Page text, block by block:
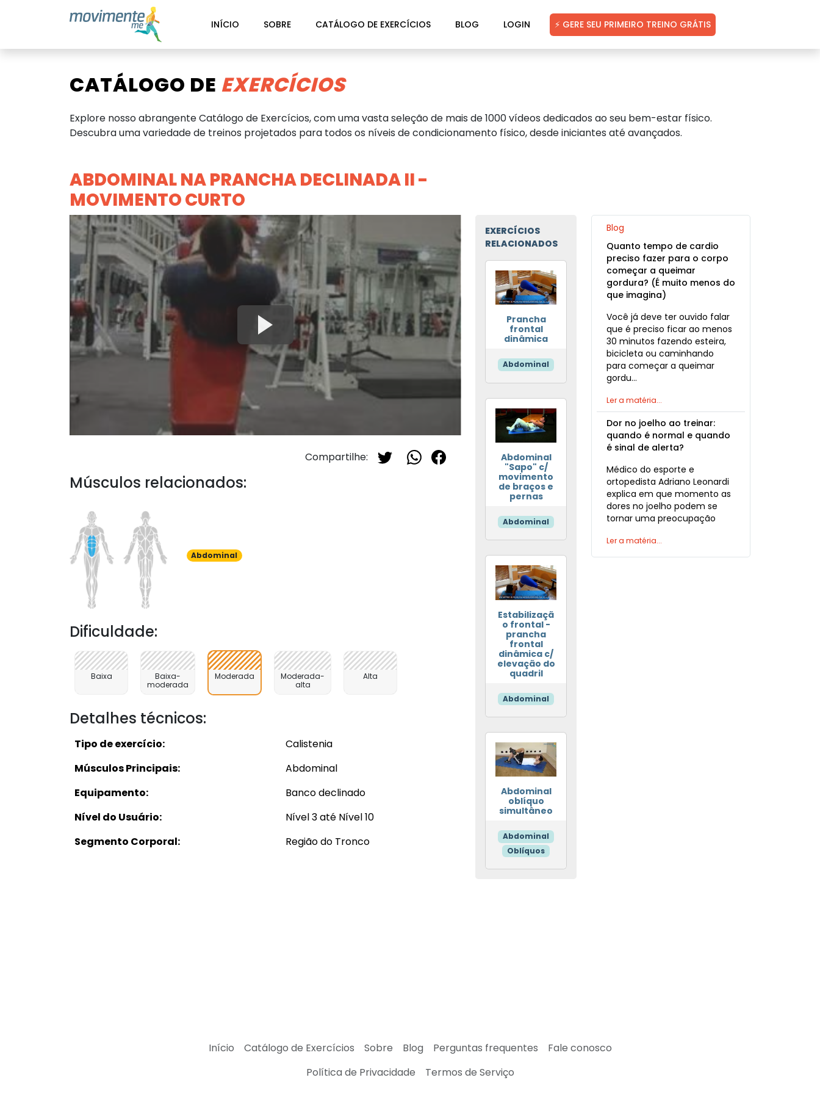
INÍCIO SOBRE CATÁLOGO DE EXERCÍCIOS BLOG LOGIN ⚡ GERE SEU PRIMEIRO TREINO GRÁTIS
CATÁLOGO DE EXERCÍCIOS
Explore nosso abrangente Catálogo de Exercícios, com uma vasta seleção de mais de 1000 vídeos dedicados ao seu bem-estar físico.
Descubra uma variedade de treinos projetados para todos os níveis de condicionamento físico, desde iniciantes até avançados.
ABDOMINAL NA PRANCHA DECLINADA II -
MOVIMENTO CURTO
Compartilhe:
Músculos relacionados:
Abdominal
Dificuldade:
Baixa
Baixa-
moderada
Moderada
Moderada-
alta
Alta
Detalhes técnicos:
Tipo de exercício:
Calistenia
Músculos Principais:
Abdominal
Equipamento:
Banco declinado
Nível do Usuário:
Nível 3 até Nível 10
Segmento Corporal:
Região do Tronco
EXERCÍCIOS
RELACIONADOS
Prancha
frontal
dinâmica
Abdominal
Abdominal
"Sapo" c/
movimento
de braços e
pernas
Abdominal
Estabilizaçã
o frontal -
prancha
frontal
dinâmica c/
elevação do
quadril
Abdominal
Abdominal
oblíquo
simultâneo
Abdominal
Oblíquos
Blog
Quanto tempo de cardio
preciso fazer para o corpo
começar a queimar
gordura? (É muito menos do
que imagina)
Você já deve ter ouvido falar
que é preciso ficar ao menos
30 minutos fazendo esteira,
bicicleta ou caminhando
para começar a queimar
gordu…
Ler a matéria...
Dor no joelho ao treinar:
quando é normal e quando
é sinal de alerta?
Médico do esporte e
ortopedista Adriano Leonardi
explica em que momento as
dores no joelho podem se
tornar uma preocupação
Ler a matéria...
Início Catálogo de Exercícios Sobre Blog Perguntas frequentes
Fale conosco
Política de Privacidade
Termos de Serviço